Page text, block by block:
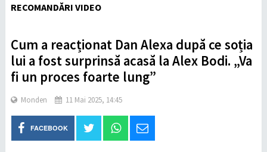
RECOMANDĂRI VIDEO
Cum a reacționat Dan Alexa după ce soția
lui a fost surprinsă acasă la Alex Bodi. „Va
fi un proces foarte lung”
Monden 11 Mai 2025, 14:45
FACEBOOK